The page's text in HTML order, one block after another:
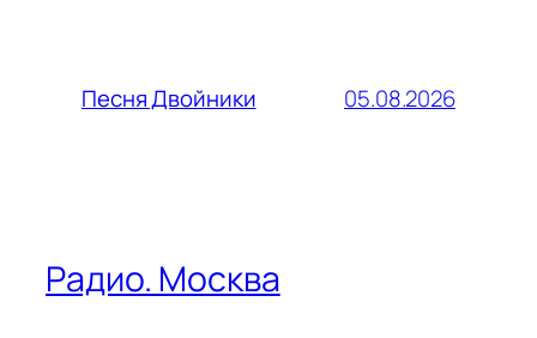
Песня Двойники 05.08.2026
Радио. Москва